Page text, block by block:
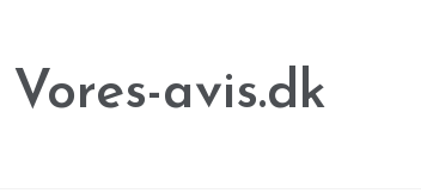
Vores-avis.dk